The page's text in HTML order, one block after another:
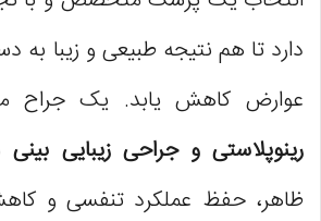
دارد تا هم نتیجه طبیعی و زیبا
عوارض کاهش یابد. یک جراح
رینوپلاستی و جراحی زیبایی بینی
ظاهر، حفظ عملکرد تنفسی و